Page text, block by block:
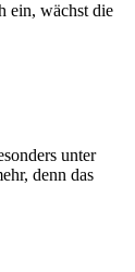
ein, wächst die
unter
denn das